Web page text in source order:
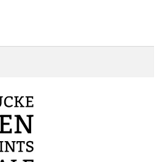
Die
auf
der
Produktseite
gewählt
werden